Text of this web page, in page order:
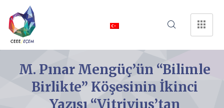
M. Pınar Mengüç’ün “Bilimle
Birlikte” Köşesinin İkinci
Yazısı “Vitrivius’tan